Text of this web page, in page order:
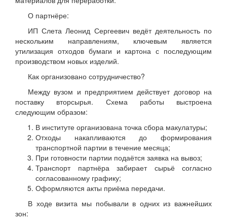
О партнёре:
ИП Слета Леонид Сергеевич ведёт деятельность по
нескольким направлениям, ключевым является
утилизация отходов бумаги и картона с последующим
производством новых изделий.
Как организовано сотрудничество?
Между вузом и предприятием действует договор на
поставку вторсырья. Схема работы выстроена
следующим образом:
В институте организована точка сбора макулатуры;
Отходы накапливаются до формирования
транспортной партии в течение месяца;
При готовности партии подаётся заявка на вывоз;
Транспорт партнёра забирает сырьё согласно
согласованному графику;
Оформляются акты приёма передачи.
В ходе визита мы побывали в одних из важнейших
зон: